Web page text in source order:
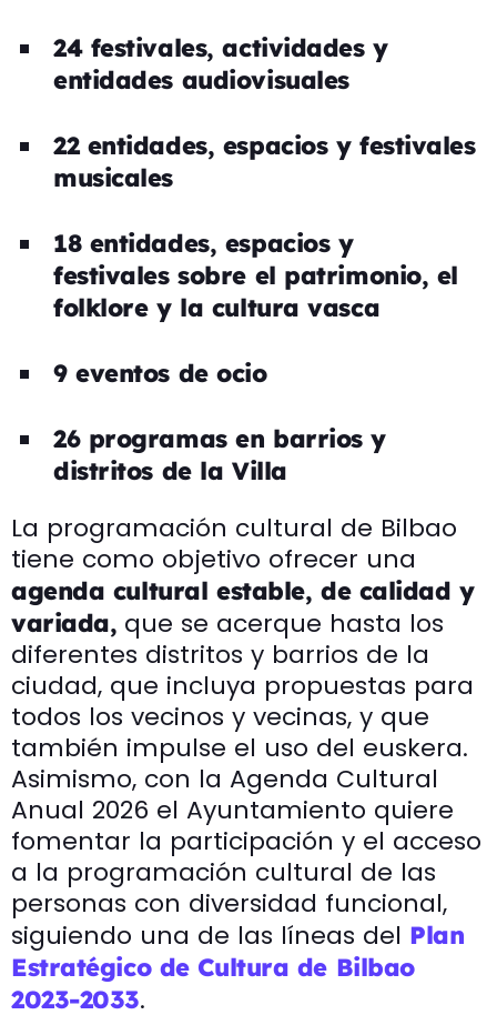
24 festivales, actividades y
entidades audiovisuales
22 entidades, espacios y festivales
musicales
18 entidades, espacios y
festivales sobre el patrimonio, el
folklore y la cultura vasca
9 eventos de ocio
26 programas en barrios y
distritos de la Villa
La programación cultural de Bilbao
tiene como objetivo ofrecer una
agenda cultural estable, de calidad y
variada, que se acerque hasta los
diferentes distritos y barrios de la
ciudad, que incluya propuestas para
todos los vecinos y vecinas, y que
también impulse el uso del euskera.
Asimismo, con la Agenda Cultural
Anual 2026 el Ayuntamiento quiere
fomentar la participación y el acceso
a la programación cultural de las
personas con diversidad funcional,
siguiendo una de las líneas del Plan
Estratégico de Cultura de Bilbao
2023-2033.